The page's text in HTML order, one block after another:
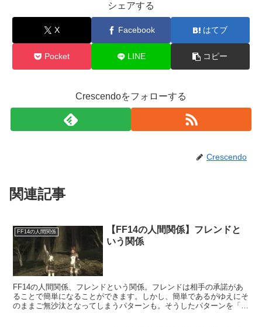
シェアする
X Facebook はてブ
Pocket LINE コピー
Crescendoをフォローする
Crescendo
関連記事
FF14の人間関係
【FF14の人間関係】フレンドと
いう関係
FF14の人間関係、フレンドという関係。フレンドは相手の承諾があ
ることで簡単になることができます。しかし、簡単であるがゆえにそ
のままご無沙汰となってしまうパターンも。そうしたパターンを「エ